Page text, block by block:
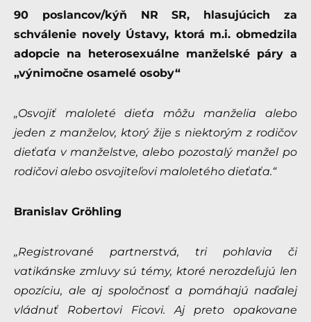
90 poslancov/kýň NR SR, hlasujúcich za
schválenie novely Ústavy, ktorá m.i. obmedzila
adopcie na heterosexuálne manželské páry a
„výnimočne osamelé osoby“
„Osvojiť maloleté dieťa môžu manželia alebo
jeden z manželov, ktorý žije s niektorým z rodičov
dieťaťa v manželstve, alebo pozostalý manžel po
rodičovi alebo osvojiteľovimaloletého dieťaťa.“
Branislav Gröhling
„Registrované partnerstvá, tri pohlavia či
vatikánske zmluvy sú témy, ktoré nerozdeľujú len
opozíciu, ale aj spoločnosť a pomáhajú naďalej
vládnuť Robertovi Ficovi. Aj preto opakovane